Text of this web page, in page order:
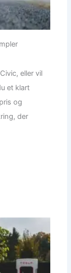
eller vil
et klart
og
der